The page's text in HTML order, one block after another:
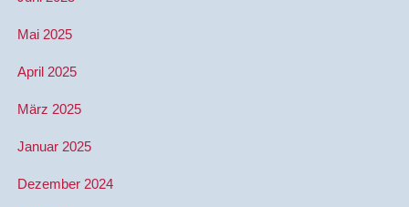
Mai 2025
April 2025
März 2025
Januar 2025
Dezember 2024